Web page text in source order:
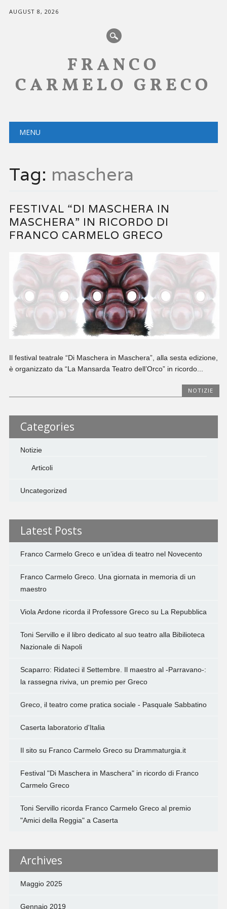
AUGUST 8, 2026
FRANCO
CARMELO GRECO
Main menu
MENU
Tag: maschera
FESTIVAL “DI MASCHERA IN
MASCHERA” IN RICORDO DI
FRANCO CARMELO GRECO
Il festival teatrale “Di Maschera in Maschera”, alla sesta edizione,
è organizzato da “La Mansarda Teatro dell’Orco” in ricordo...
NOTIZIE
Categories
Notizie
Articoli
Uncategorized
Latest Posts
Franco Carmelo Greco e un’idea di teatro nel Novecento
Franco Carmelo Greco. Una giornata in memoria di un
maestro
Viola Ardone ricorda il Professore Greco su La Repubblica
Toni Servillo e il libro dedicato al suo teatro alla Bibilioteca
Nazionale di Napoli
Scaparro: Ridateci il Settembre. Il maestro al -Parravano-:
la rassegna riviva, un premio per Greco
Greco, il teatro come pratica sociale - Pasquale Sabbatino
Caserta laboratorio d'Italia
Il sito su Franco Carmelo Greco su Drammaturgia.it
Festival "Di Maschera in Maschera" in ricordo di Franco
Carmelo Greco
Toni Servillo ricorda Franco Carmelo Greco al premio
"Amici della Reggia" a Caserta
Archives
Maggio 2025
Gennaio 2019